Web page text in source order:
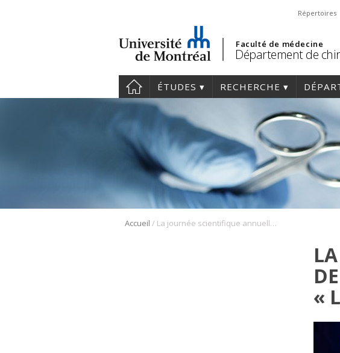
Répertoires
Faculté de médecine
Département de
ÉTUDES RECHERCHE
Accueil / La journée scientifique annuelle de la chirurgie cardiaque devient « La journée Michel Carrier »
«